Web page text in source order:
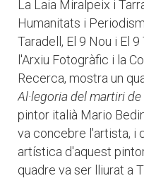
La Laia Miralpeix i
Humanitats i
Taradell, El 9 Nou i El
l'Arxiu Fotogràfic i la
Recerca, mostra un
Al·legoria del martiri
pintor italià Mario
va concebre l'artista, i
artística d'aquest
quadre va ser lliurat a